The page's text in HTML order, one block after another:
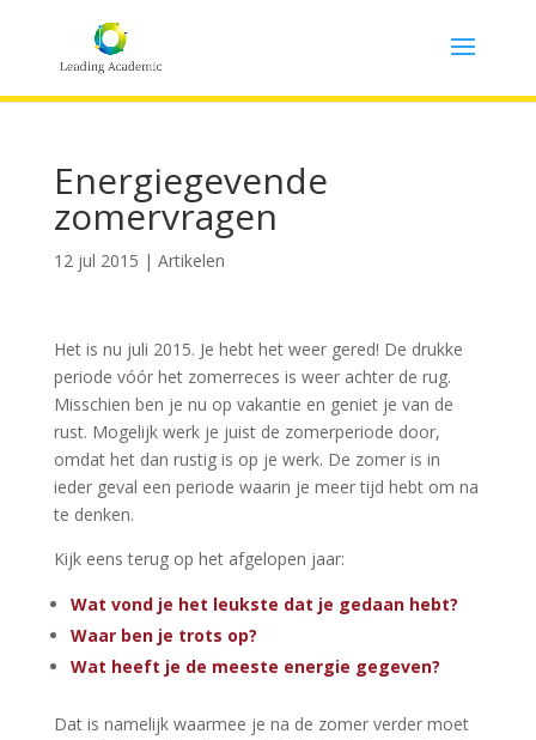
Energiegevende
zomervragen
12 jul 2015 | Artikelen
Het is nu juli 2015. Je hebt het weer gered! De drukke
periode vóór het zomerreces is weer achter de rug.
Misschien ben je nu op vakantie en geniet je van de
rust. Mogelijk werk je juist de zomerperiode door,
omdat het dan rustig is op je werk. De zomer is in
ieder geval een periode waarin je meer tijd hebt om na
te denken.
Kijk eens terug op het afgelopen jaar:
Wat vond je het leukste dat je gedaan hebt?
Waar ben je trots op?
Wat heeft je de meeste energie gegeven?
Dat is namelijk waarmee je na de zomer verder moet